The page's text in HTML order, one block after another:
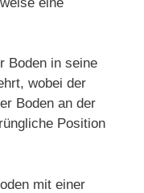
Boden in seine
wobei der
Boden an der
Position
mit einer